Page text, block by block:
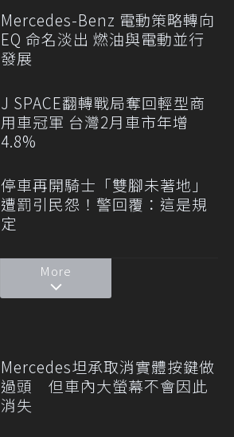
Mercedes-Benz 電動策略轉向
EQ 命名淡出 燃油與電動並行
發展
J SPACE翻轉戰局奪回輕型商
用車冠軍 台灣2月車市年增
4.8%
停車再開騎士「雙腳未著地」
遭罰引民怨！警回覆：這是規
定
More
Mercedes坦承取消實體按鍵做
過頭 但車內大螢幕不會因此
消失